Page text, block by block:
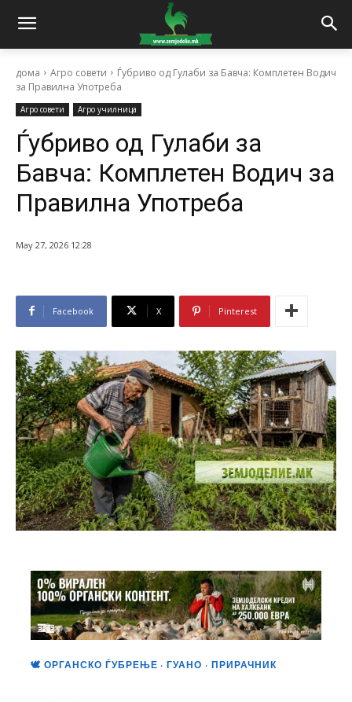
дома Агро совети
Ѓубриво од Гулаби за Бавча: Комплетен Водич
за Правилна Употреба
Агро совети Агро училница
Ѓубриво од Гулаби за
Бавча: Комплетен Водич за
Правилна Употреба
May 27, 2026 12:28
Facebook X Pinterest
🕊️ ОРГАНСКО ЃУБРЕЊЕ · ГУАНО · ПРИРАЧНИК